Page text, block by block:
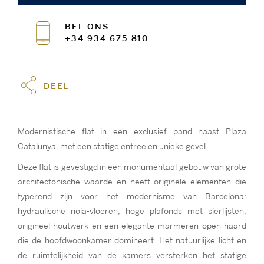
BEL ONS
+34 934 675 810
DEEL
Modernistische flat in een exclusief pand naast Plaza
Catalunya, met een statige entree en unieke gevel.
Deze flat is gevestigd in een monumentaal gebouw van grote
architectonische waarde en heeft originele elementen die
typerend zijn voor het modernisme van Barcelona:
hydraulische noia-vloeren, hoge plafonds met sierlijsten,
origineel houtwerk en een elegante marmeren open haard
die de hoofdwoonkamer domineert. Het natuurlijke licht en
de ruimtelijkheid van de kamers versterken het statige